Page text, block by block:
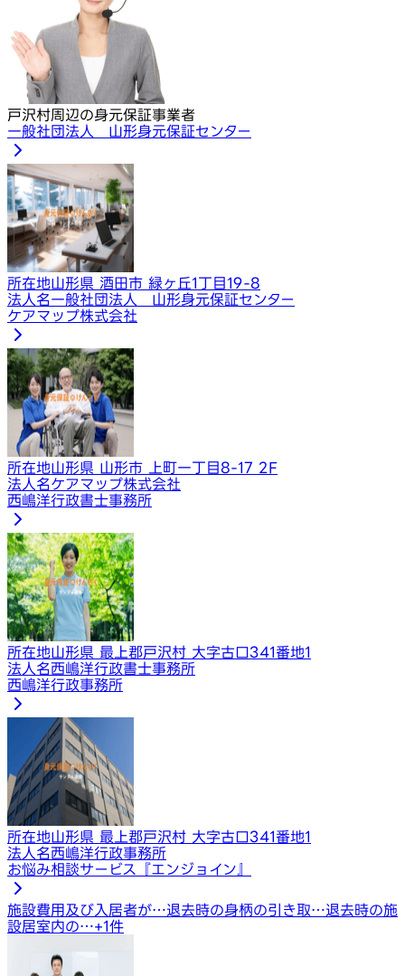
戸沢村周辺の身元保証事業者
一般社団法人 山形身元保証センター
所在地山形県 酒田市 緑ヶ丘1丁目19-8
法人名一般社団法人 山形身元保証センター
​ケアマップ株式会社
所在地山形県 山形市 上町一丁目8-17 2F
法人名​ケアマップ株式会社
西嶋洋行政書士事務所
所在地山形県 最上郡戸沢村 大字古口341番地1
法人名西嶋洋行政書士事務所
西嶋洋行政事務所
所在地山形県 最上郡戸沢村 大字古口341番地1
法人名西嶋洋行政事務所
お悩み相談サービス『エンジョイン』
施設費用及び入居者が…退去時の身柄の引き取…退去時の施
設居室内の…+1件